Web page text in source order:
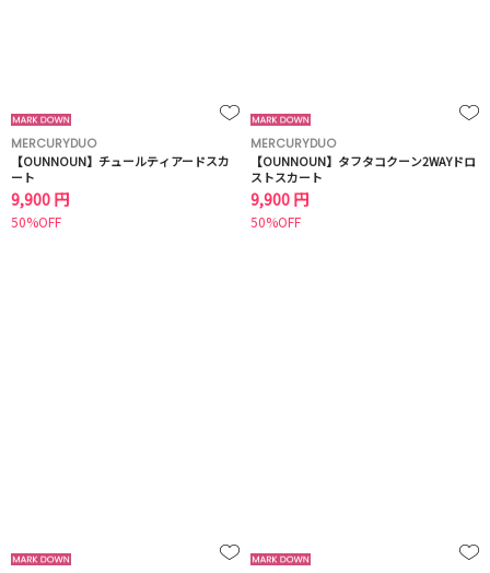
MERCURYDUO
【OUNNOUN】チュールティアードスカ
ート
9,900 円
50%OFF
MERCURYDUO
【OUNNOUN】タフタコクーン2WAYドロ
ストスカート
9,900 円
50%OFF